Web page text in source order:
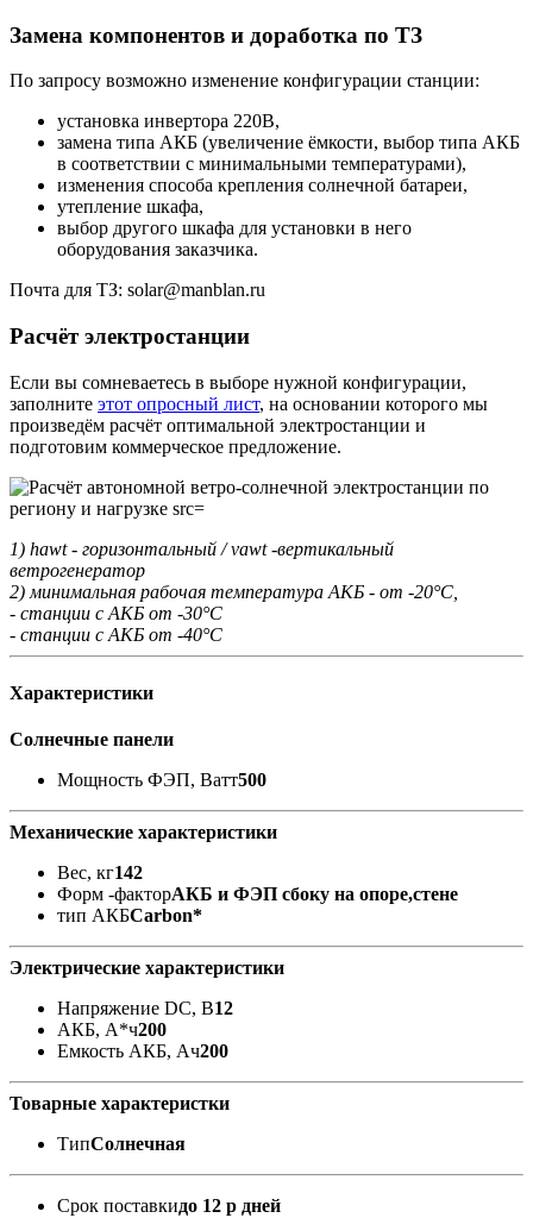
Замена компонентов и доработка по ТЗ
По запросу возможно изменение конфигурации станции:
установка инвертора 220В,
замена типа АКБ (увеличение ёмкости, выбор типа АКБ
в соответствии с минимальными температурами),
изменения способа крепления солнечной батареи,
утепление шкафа,
выбор другого шкафа для установки в него
оборудования заказчика.
Почта для ТЗ: solar@manblan.ru
Расчёт электростанции
Если вы сомневаетесь в выборе нужной конфигурации,
заполните этот опросный лист, на основании которого мы
произведём расчёт оптимальной электростанции и
подготовим коммерческое предложение.
1) hawt - горизонтальный / vawt -вертикальный
ветрогенератор
2) минимальная рабочая температура АКБ - от -20°С,
- станции с АКБ от -30°С
- станции с АКБ от -40°С
Характеристики
Солнечные панели
Мощность ФЭП, Ватт500
Механические характеристики
Вес, кг142
Форм -факторАКБ и ФЭП сбоку на опоре,стене
тип АКБCarbon*
Электрические характеристики
Напряжение DC, В12
АКБ, А*ч200
Емкость АКБ, Ач200
Товарные характеристки
ТипСолнечная
Срок поставкидо 12 р дней